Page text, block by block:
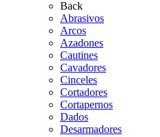
Back
Abrasivos
Arcos
Azadones
Cautines
Cavadores
Cinceles
Cortadores
Cortapernos
Dados
Desarmadores